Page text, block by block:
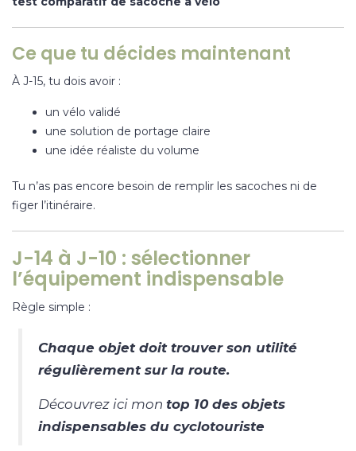
Ce que tu décides maintenant
À J-15, tu dois avoir :
un vélo validé
une solution de portage claire
une idée réaliste du volume
Tu n’as pas encore besoin de remplir les sacoches ni de
figer l’itinéraire.
J-14 à J-10 : sélectionner
l’équipement indispensable
Règle simple :
Chaque objet doit trouver son utilité
régulièrement sur la route.
Découvrez ici montop 10 des objets
indispensables du cyclotouriste